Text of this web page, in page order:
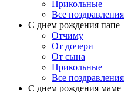
Прикольные
Все поздравления
C днем рождения папе
Отчиму
От дочери
От сына
Прикольные
Все поздравления
С днем рождения маме